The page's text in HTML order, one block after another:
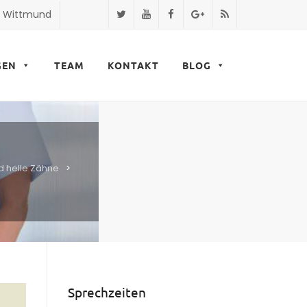
Wittmund
TEAM KONTAKT BLOG
helle Zähne
>
Sprechzeiten